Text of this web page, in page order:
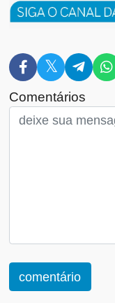
Comentários
comentário